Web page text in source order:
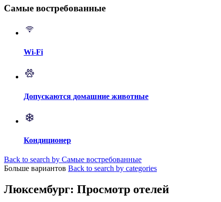
Самые востребованные
Wi-Fi
Допускаются домашние животные
Кондиционер
Back to search by Самые востребованные
Больше вариантов Back to search by categories
Люксембург: Просмотр отелей